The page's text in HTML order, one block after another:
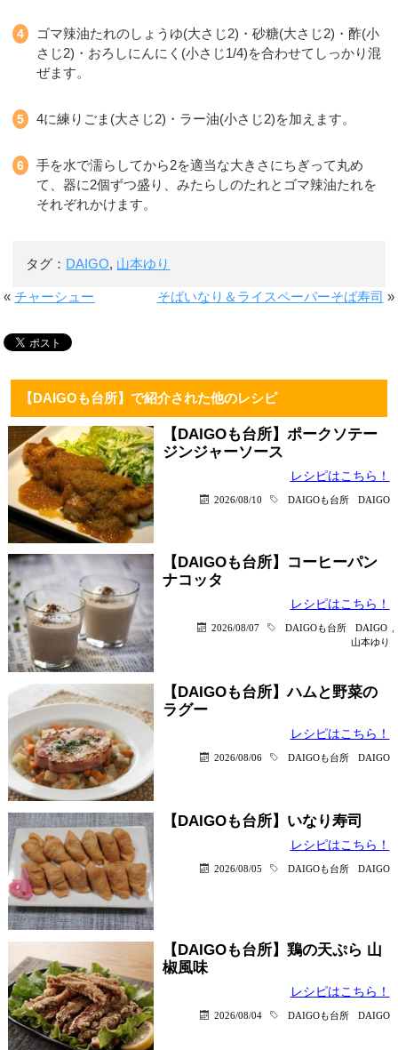
ゴマ辣油たれのしょうゆ(大さじ2)・砂糖(大さじ2)・酢(小
さじ2)・おろしにんにく(小さじ1/4)を合わせてしっかり混
ぜます。
4に練りごま(大さじ2)・ラー油(小さじ2)を加えます。
手を水で濡らしてから2を適当な大きさにちぎって丸め
て、器に2個ずつ盛り、みたらしのたれとゴマ辣油たれを
それぞれかけます。
タグ： DAIGO, 山本ゆり
«チャーシュー そばいなり＆ライスペーパーそば寿司 »
【DAIGOも台所】で紹介された他のレシピ
【DAIGOも台所】ポークソテー
ジンジャーソース
レシピはこちら！
2026/08/10 DAIGOも台所 DAIGO
【DAIGOも台所】コーヒーパン
ナコッタ
レシピはこちら！
2026/08/07 DAIGOも台所 DAIGO
山本ゆり
【DAIGOも台所】ハムと野菜の
ラグー
レシピはこちら！
2026/08/06 DAIGOも台所 DAIGO
【DAIGOも台所】いなり寿司
レシピはこちら！
2026/08/05 DAIGOも台所 DAIGO
【DAIGOも台所】鶏の天ぷら 山
椒風味
レシピはこちら！
2026/08/04 DAIGOも台所 DAIGO